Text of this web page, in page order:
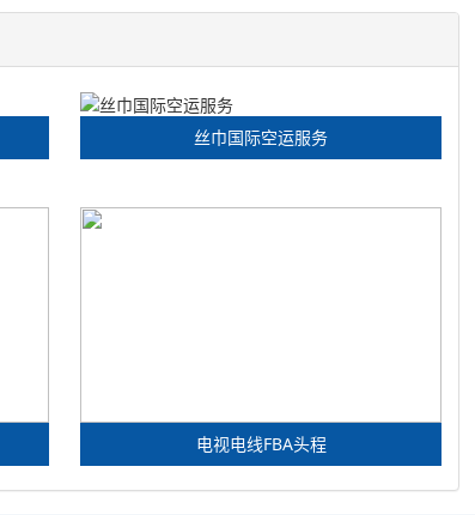
丝巾国际空运服务
电视电线FBA头程